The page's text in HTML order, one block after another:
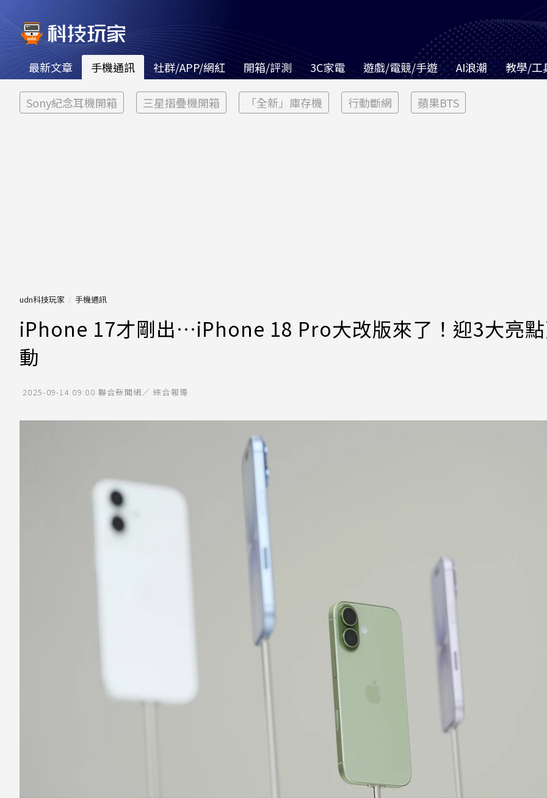
最新文章 手機通訊 社群/APP/網紅 開箱/評測 3C家電 遊戲/電競/手遊 AI浪潮 教學/工
Sony紀念耳機開箱 三星摺疊機開箱 「全新」庫存機 行動斷網 蘋果BTS
udn科技玩家 手機通訊
iPhone 17才剛出…iPhone 18 Pro大改版來了！迎3大亮
動
2025-09-14 09:00 聯合新聞網／ 綜合報導